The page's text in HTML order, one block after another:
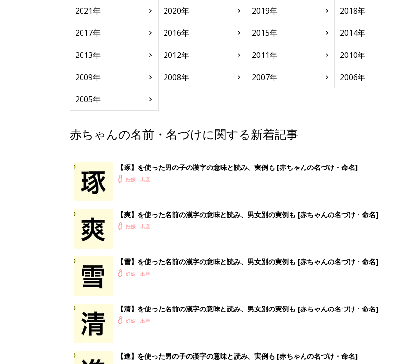
2021年 2020年 2019年 2018年
2017年 2016年 2015年 2014年
2013年 2012年 2011年 2010年
2009年 2008年 2007年 2006年
2005年
赤ちゃんの名前・名づけに関する新着記事
【琢】を使った男の子の漢字の意味と読み、実例も [赤ちゃんの名づけ・命名]
妊娠・出産
【爽】を使った名前の漢字の意味と読み、男女別の実例も [赤ちゃんの名づけ・命名]
妊娠・出産
【雪】を使った名前の漢字の意味と読み、男女別の実例も [赤ちゃんの名づけ・命名]
妊娠・出産
【清】を使った名前の漢字の意味と読み、男女別の実例も [赤ちゃんの名づけ・命名]
妊娠・出産
【進】を使った男の子の漢字の意味と読み、実例も [赤ちゃんの名づけ・命名]